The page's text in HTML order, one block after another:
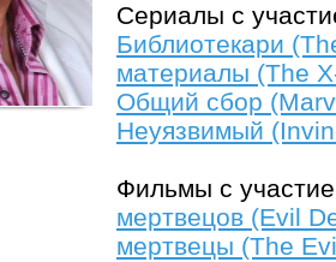
Сериалы с
Библиотекари
материалы (The
Общий сбор
Неуязвимый
Фильмы с
мертвецов (Evil
мертвецы (The